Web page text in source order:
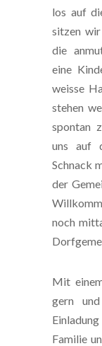
los auf
sitzen
die
eine
weisse
stehen
spontan
uns auf
Schnack
der
noch
Mit
gern
Familie